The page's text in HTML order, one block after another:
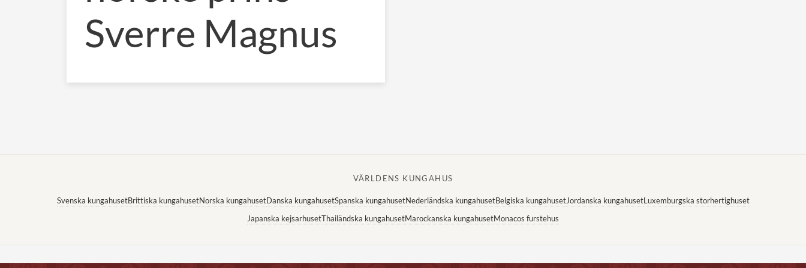
Sverre Magnus
VÄRLDENS KUNGAHUS
Svenska kungahusetBrittiska kungahusetNorska kungahusetDanska kungahusetSpanska kungahusetNederländska kungahusetBelgiska kungahusetJordanska kungahusetLuxemburgska storhertighuset
Japanska kejsarhusetThailändska kungahusetMarockanska kungahusetMonacos furstehus